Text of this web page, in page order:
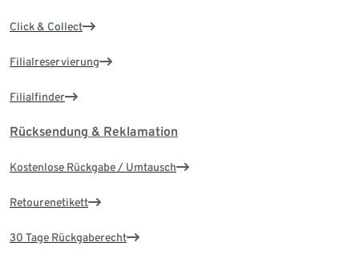
Click & Collect
Filialreservierung
Filialfinder
Rücksendung & Reklamation
Kostenlose Rückgabe / Umtausch
Retourenetikett
30 Tage Rückgaberecht